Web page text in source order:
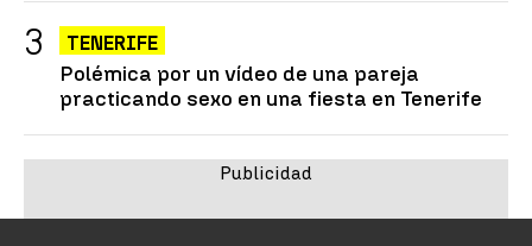
TENERIFE
Polémica por un vídeo de una pareja
practicando sexo en una fiesta en Tenerife